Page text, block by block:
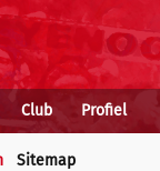
Club Profiel
Sitemap